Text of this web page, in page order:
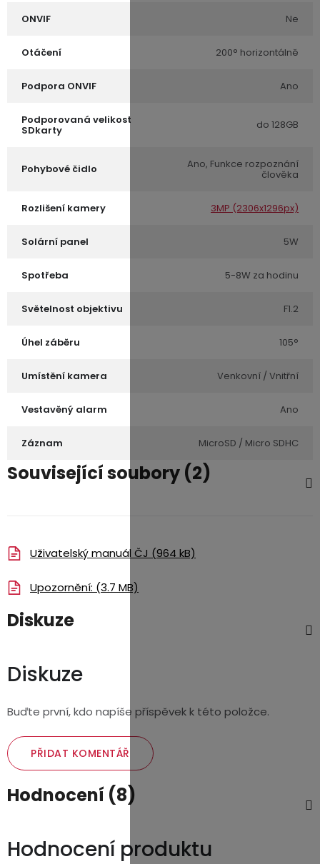
ONVIF Ne
Otáčení 200° horizontálně
Podpora ONVIF Ano
Podporovaná velikost
SDkarty do 128GB
Pohybové čidlo Ano, Funkce rozpoznání
člověka
Rozlišení kamery 3MP (2306x1296px)
Solární panel 5W
Spotřeba 5-8W za hodinu
Světelnost objektivu F1.2
Úhel záběru 105°
Umístění kamera Venkovní / Vnitřní
Vestavěný alarm Ano
Záznam MicroSD / Micro SDHC
Související soubory (2)
Uživatelský manuál ČJ (964 kB)
Upozornění: (3.7 MB)
Diskuze
Diskuze
Buďte první, kdo napíše příspěvek k této položce.
PŘIDAT KOMENTÁŘ
Hodnocení (8)
Hodnocení produktu